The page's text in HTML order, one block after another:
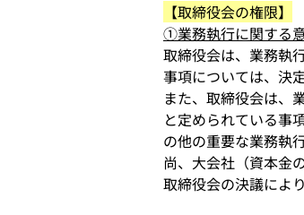
【取締役会の権限】
①業務執行に関する
取締役会は、業務執
事項については、決
また、取締役会は、
と定められている事
の他の重要な業務執
尚、大会社（資本金
取締役会の決議によ